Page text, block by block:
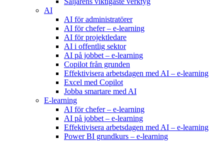
AI
AI för administratörer
AI för chefer – e-learning
AI för projektledare
AI i offentlig sektor
AI på jobbet – e-learning
Copilot från grunden
Effektivisera arbetsdagen med AI – e-learning
Excel med Copilot
Jobba smartare med AI
E-learning
AI för chefer – e-learning
AI på jobbet – e-learning
Effektivisera arbetsdagen med AI – e-learning
Power BI grundkurs – e-learning